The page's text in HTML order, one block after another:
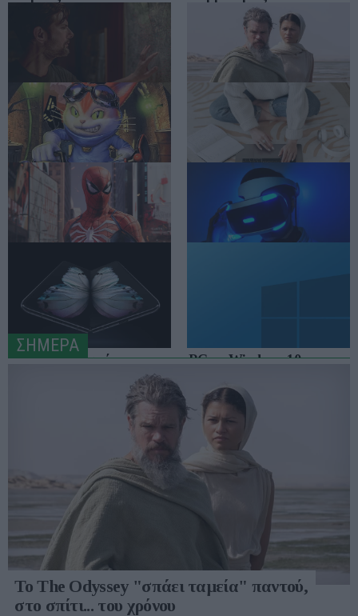
ανοιξιάτικες
αποκλειστικότητες
χειμερινές
αποκλειστικότητες
Αύγουστος στο Netflix:
καλοκαιρινές
αποκλειστικότητες
To The Odyssey "σπάει
ταμεία" παντού, στο σπίτι...
του χρόνου
Games του αρχικού Xbox
διαθέσιμα και για
Windows 11
Οικιακή δικτύωση Multi-
Gigabit: με εξοπλισμό TP-
Link απ' άκρη σ' άκρη
Marvel's Spider-man
Galaxy Fold: υπάρχει πια
πολυτέλεια για προϊόντα...
PC με Windows 10:
με 7
ΣΗΜΕΡΑ
To The Odyssey "σπάει ταμεία" παντού,
στο σπίτι... του χρόνου